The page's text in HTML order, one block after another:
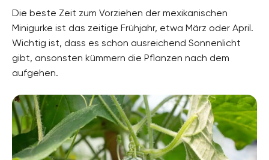
Die beste Zeit zum Vorziehen der mexikanischen
Minigurke ist das zeitige Frühjahr, etwa März oder April.
Wichtig ist, dass es schon ausreichend Sonnenlicht
gibt, ansonsten kümmern die Pflanzen nach dem
aufgehen.